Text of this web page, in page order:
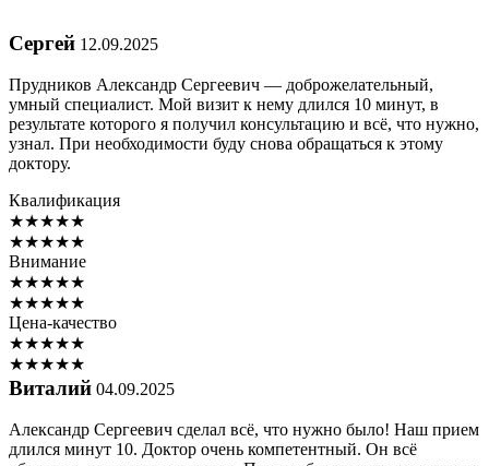
Сергей 12.09.2025
Прудников Александр Сергеевич — доброжелательный,
умный специалист. Мой визит к нему длился 10 минут, в
результате которого я получил консультацию и всё, что нужно,
узнал. При необходимости буду снова обращаться к этому
доктору.
Квалификация
★★★★★
★★★★★
Внимание
★★★★★
★★★★★
Цена-качество
★★★★★
★★★★★
Виталий 04.09.2025
Александр Сергеевич сделал всё, что нужно было! Наш прием
длился минут 10. Доктор очень компетентный. Он всё